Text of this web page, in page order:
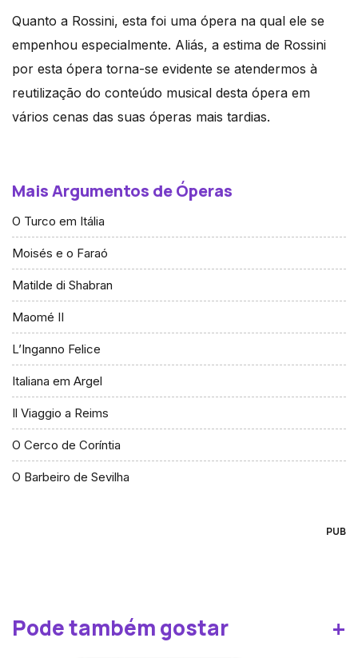
Quanto a Rossini, esta foi uma ópera na qual ele se
empenhou especialmente. Aliás, a estima de Rossini
por esta ópera torna-se evidente se atendermos à
reutilização do conteúdo musical desta ópera em
vários cenas das suas óperas mais tardias.
Mais Argumentos de Óperas
O Turco em Itália
Moisés e o Faraó
Matilde di Shabran
Maomé II
L’Inganno Felice
Italiana em Argel
Il Viaggio a Reims
O Cerco de Coríntia
O Barbeiro de Sevilha
PUB
Pode também gostar +